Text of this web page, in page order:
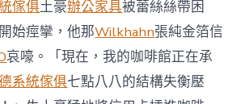
J
億
嵐
辦
公
室
傢俱土豪辦公家具被蕾絲絲帶困
始痙攣，他那Wilkhahn張純金箔信
哀嚎。「現在，我的咖啡館正在承
系統傢俱七點八八的結構失衡壓